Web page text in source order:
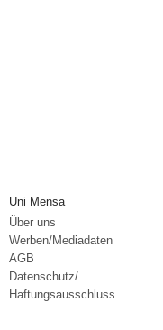
Uni Mensa
Über uns
Werben/Mediadaten
AGB
Datenschutz/
Haftungsausschluss